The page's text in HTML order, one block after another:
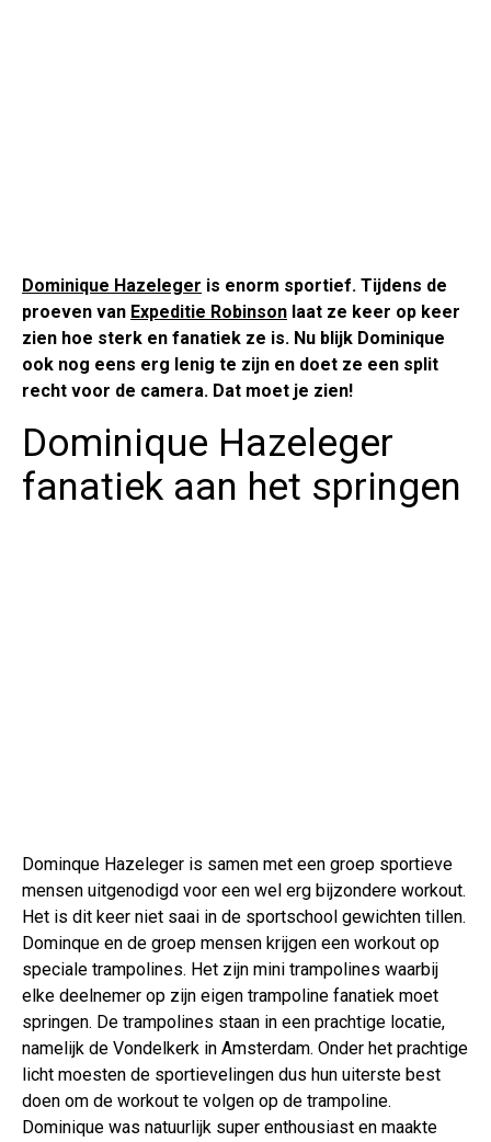
Dominique Hazeleger is enorm sportief. Tijdens de
proeven van Expeditie Robinson laat ze keer op keer
zien hoe sterk en fanatiek ze is. Nu blijk Dominique
ook nog eens erg lenig te zijn en doet ze een split
recht voor de camera. Dat moet je zien!
Dominique Hazeleger
fanatiek aan het springen
Dominque Hazeleger is samen met een groep sportieve
mensen uitgenodigd voor een wel erg bijzondere workout.
Het is dit keer niet saai in de sportschool gewichten tillen.
Dominque en de groep mensen krijgen een workout op
speciale trampolines. Het zijn mini trampolines waarbij
elke deelnemer op zijn eigen trampoline fanatiek moet
springen. De trampolines staan in een prachtige locatie,
namelijk de Vondelkerk in Amsterdam. Onder het prachtige
licht moesten de sportievelingen dus hun uiterste best
doen om de workout te volgen op de trampoline.
Dominique was natuurlijk super enthousiast en maakte